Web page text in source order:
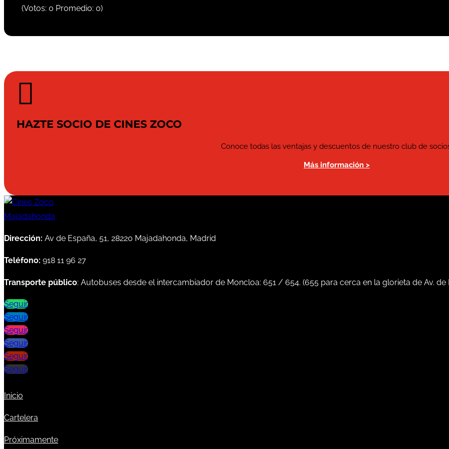
(Votos: 0 Promedio: 0)

HAZTE SOCIO DE CINES ZOCO
Conoce todas las ventajas y descuentos de nuestro club de
Más información >
Dirección: Av de España, 51, 28220 Majadahonda, Madrid
Teléfono: 918 11 96 27
Transporte público: Autobuses desde el intercambiador de Moncloa: 651 / 654. (655 para cerca en la glorieta de Av. de
Seguir
Seguir
Seguir
Seguir
Seguir
Seguir
Inicio
Cartelera
Próximamente